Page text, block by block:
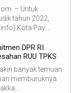
– Untuk
tahun 2022,
Kota Pay...
DPR RI
RUU TPKS
banyak temuan
memburuknya